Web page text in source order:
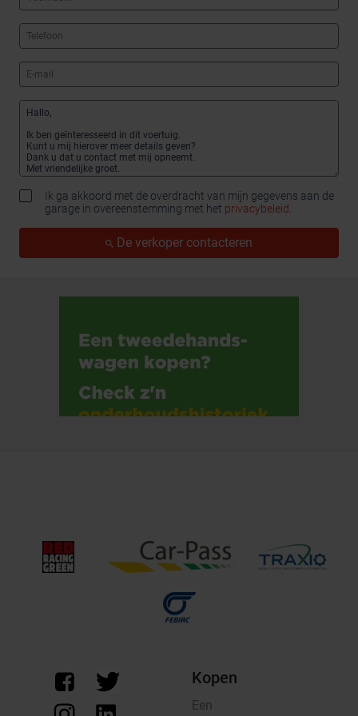
Ik ga akkoord met de overdracht van mijn gegevens aan de
garage in overeenstemming met het privacybeleid.
De verkoper contacteren
Kopen
Een